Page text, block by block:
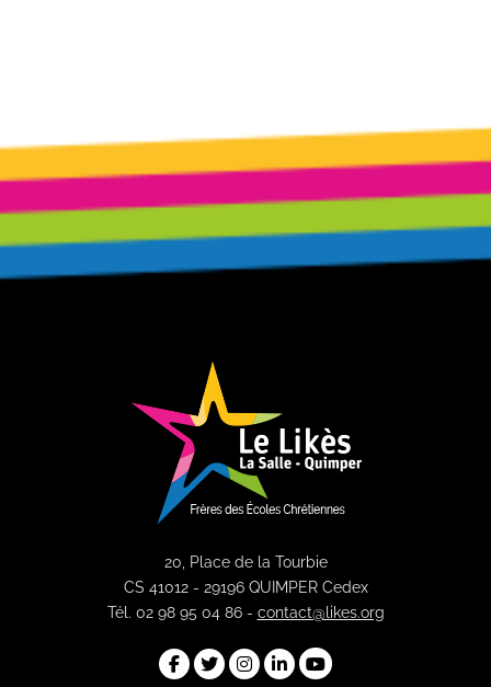
20, Place de la Tourbie
CS 41012 - 29196 QUIMPER Cedex
Tél. 02 98 95 04 86 - contact@likes.org